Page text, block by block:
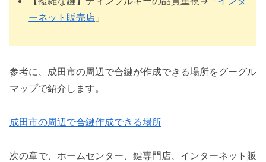
ーネット販売店 」
参考に、成田市の周辺で合鍵が作成できる場所をグーグル
マップで紹介します。
成田市の周辺で合鍵作成できる場所
次の章で、ホームセンター、鍵専門店、インターネット販